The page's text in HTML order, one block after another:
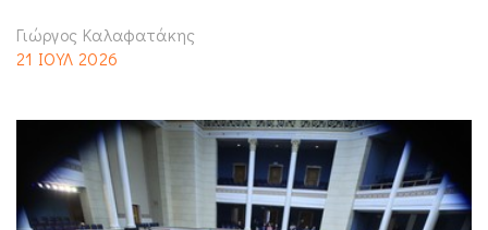
Γιώργος Καλαφατάκης
21 ΙΟΥΛ 2026